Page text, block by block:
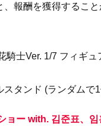
報酬を獲得すること
騎士Ver. 1/7 フィギュ
スタンド (ランダムで
ョー with. 김준표、임